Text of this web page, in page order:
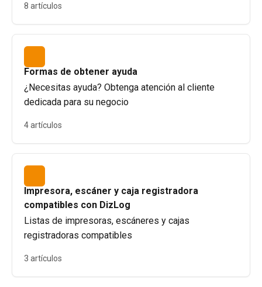
8 artículos
Formas de obtener ayuda
¿Necesitas ayuda? Obtenga atención al cliente
dedicada para su negocio
4 artículos
Impresora, escáner y caja registradora
compatibles con DizLog
Listas de impresoras, escáneres y cajas
registradoras compatibles
3 artículos